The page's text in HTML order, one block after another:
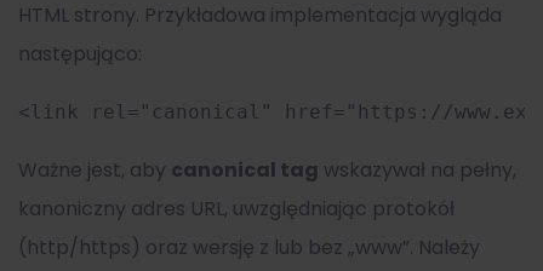
HTML strony. Przykładowa implementacja wygląda
następująco:
<link rel="canonical" href="https://
Ważne jest, aby canonical tag wskazywał na pełny,
kanoniczny adres URL, uwzględniając protokół
(http/https) oraz wersję z lub bez „www”. Należy